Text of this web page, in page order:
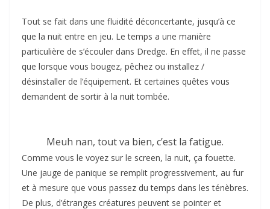
Tout se fait dans une fluidité déconcertante, jusqu’à ce
que la nuit entre en jeu. Le temps a une manière
particulière de s’écouler dans Dredge. En effet, il ne passe
que lorsque vous bougez, pêchez ou installez /
désinstaller de l’équipement. Et certaines quêtes vous
demandent de sortir à la nuit tombée.
Meuh nan, tout va bien, c’est la fatigue.
Comme vous le voyez sur le screen, la nuit, ça fouette.
Une jauge de panique se remplit progressivement, au fur
et à mesure que vous passez du temps dans les ténèbres.
De plus, d’étranges créatures peuvent se pointer et